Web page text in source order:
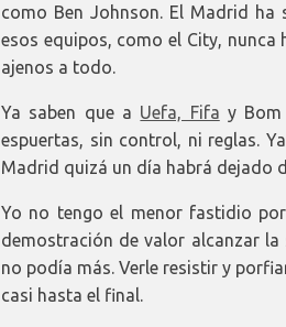
como Ben Johnson. El Madrid
esos equipos, como el City,
ajenos a todo.
Ya saben que a Uefa, Fifa y
espuertas, sin control, ni reglas.
Madrid quizá un día habrá dejado
Yo no tengo el menor fastidio
demostración de valor alcanzar
no podía más. Verle resistir y
casi hasta el final.